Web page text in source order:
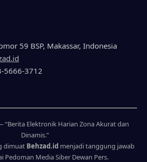
59 BSP, Makassar, Indonesia
5666-3712
“Berita Elektronik Harian Zona Akurat dan
Dinamis.”
dimuat Behzad.idmenjadi tanggung jawab
Pedoman Media Siber Dewan Pers.